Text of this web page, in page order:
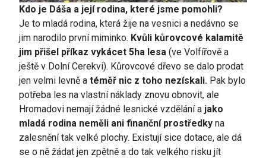
Kdo je Dáša a její rodina, které jsme pomohli?
Je to mladá rodina, která žije na vesnici a nedávno se
jim narodilo první miminko. Kvůli kůrovcové kalamitě
jim přišel příkaz vykácet 5ha lesa (ve Volfířově a
ještě v Dolní Cerekvi). Kůrovcové dřevo se dalo prodat
jen velmi levně a téměř nic z toho nezískali. Pak bylo
potřeba les na vlastní náklady znovu obnovit, ale
Hromadovi nemají žádné lesnické vzdělání a jako
mladá rodina neměli ani finanční prostředky na
zalesnění tak velké plochy. Existují sice dotace, ale dá
se o ně žádat jen zpětně a do tak velkého risku jít